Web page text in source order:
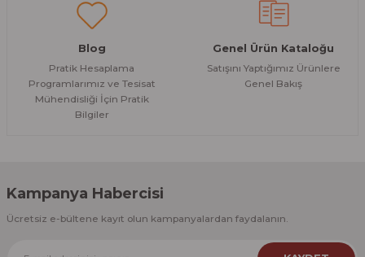
Blog
Pratik Hesaplama
Programlarımız ve Tesisat
Mühendisliği İçin Pratik
Bilgiler
Genel Ürün Kataloğu
Satışını Yaptığımız Ürünlere
Genel Bakış
Kampanya Habercisi
Ücretsiz e-bültene kayıt olun kampanyalardan faydalanın.